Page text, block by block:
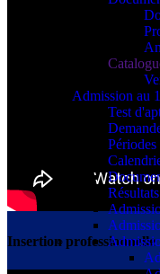
Admission au
Test
Périodes
Insertion professionnelle